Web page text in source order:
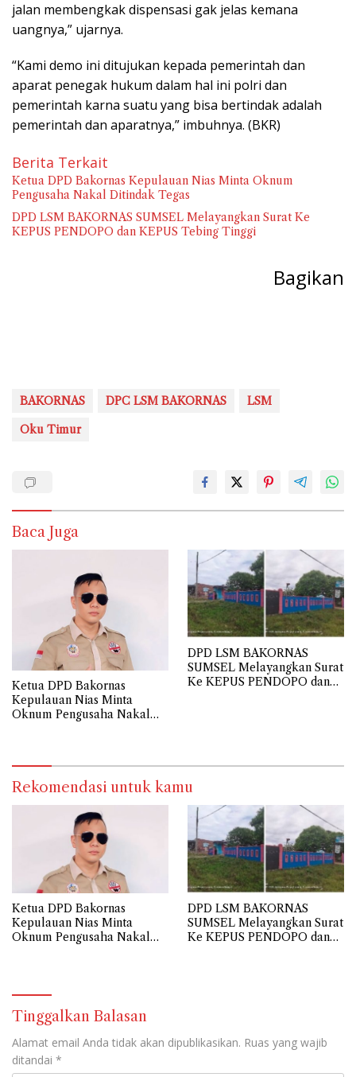
jalan membengkak dispensasi gak jelas kemana
uangnya,” ujarnya.
“Kami demo ini ditujukan kepada pemerintah dan
aparat penegak hukum dalam hal ini polri dan
pemerintah karna suatu yang bisa bertindak adalah
pemerintah dan aparatnya,” imbuhnya. (BKR)
Berita Terkait
Ketua DPD Bakornas Kepulauan Nias Minta Oknum
Pengusaha Nakal Ditindak Tegas
DPD LSM BAKORNAS SUMSEL Melayangkan Surat Ke
KEPUS PENDOPO dan KEPUS Tebing Tinggi
Bagikan
BAKORNAS DPC LSM BAKORNAS
LSM
Oku Timur
Baca Juga
Ketua DPD Bakornas
Kepulauan Nias Minta
Oknum Pengusaha Nakal
DPD LSM BAKORNAS
SUMSEL Melayangkan Surat
Ke KEPUS PENDOPO dan
Rekomendasi untuk kamu
Ketua DPD Bakornas
Kepulauan Nias Minta
Oknum Pengusaha Nakal
DPD LSM BAKORNAS
SUMSEL Melayangkan Surat
Ke KEPUS PENDOPO dan
Tinggalkan Balasan
Alamat email Anda tidak akan dipublikasikan. Ruas yang wajib
ditandai *